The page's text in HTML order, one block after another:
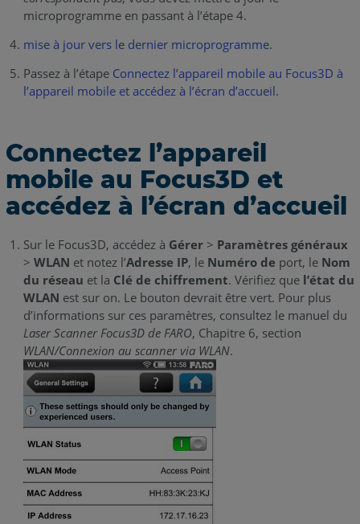
microprogramme en passant à l’étape 4.
mise à jour vers le dernier microprogramme.
Passez à l’étape Connectez l’appareil mobile au Focus3D à
l’appareil mobile et accédez à l’écran d’accueil.
Connectez l’appareil
mobile au Focus3D et
accédez à l’écran d’accueil
Sur le Focus3D, accédez à Gérer > Paramètres généraux
> WLAN et notez l’Adresse IP, le Numéro de port, le Nom
du réseau et la Clé de chiffrement. Vérifiez que l’état du
WLAN est sur on. Le bouton devrait être vert. Pour plus
d’informations sur ces paramètres, consultez le manuel du
Laser Scanner Focus3D de FARO, Chapitre 6, section
WLAN/Connexion au scanner via WLAN.